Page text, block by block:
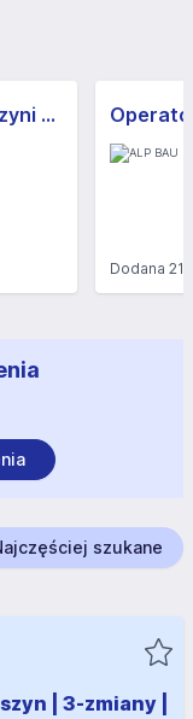
Franczyzobiorca/Franczyzobiorczyni sklepu Żabka
Dodana21
szukane
| 3-zmiany |